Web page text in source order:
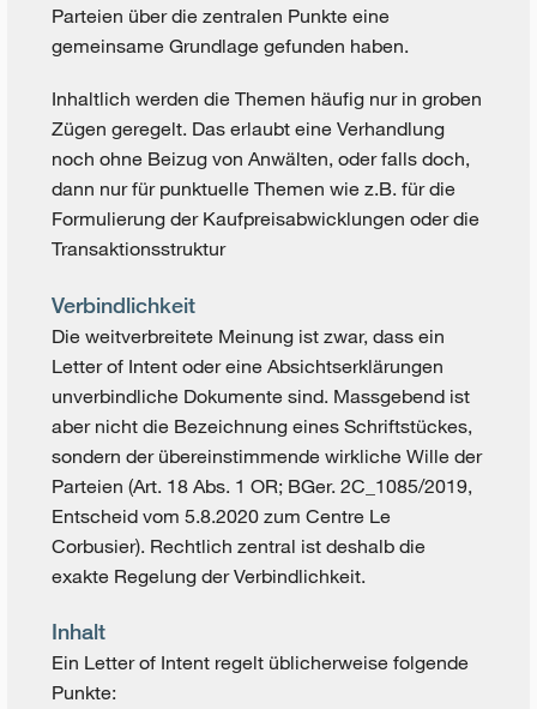
Parteien über die zentralen Punkte eine
gemeinsame Grundlage gefunden haben.
Inhaltlich werden die Themen häufig nur in groben
Zügen geregelt. Das erlaubt eine Verhandlung
noch ohne Beizug von Anwälten, oder falls doch,
dann nur für punktuelle Themen wie z.B. für die
Formulierung der Kaufpreisabwicklungen oder die
Transaktionsstruktur
Verbindlichkeit
Die weitverbreitete Meinung ist zwar, dass ein
Letter of Intent oder eine Absichtserklärungen
unverbindliche Dokumente sind. Massgebend ist
aber nicht die Bezeichnung eines Schriftstückes,
sondern der übereinstimmende wirkliche Wille der
Parteien (Art. 18 Abs. 1 OR; BGer. 2C_1085/2019,
Entscheid vom 5.8.2020 zum Centre Le
Corbusier). Rechtlich zentral ist deshalb die
exakte Regelung der Verbindlichkeit.
Inhalt
Ein Letter of Intent regelt üblicherweise folgende
Punkte: